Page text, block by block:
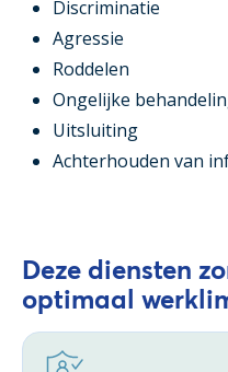
Discriminatie
Agressie
Roddelen
Ongelijke
Uitsluiting
Achterhouden van
Deze diensten
optimaal